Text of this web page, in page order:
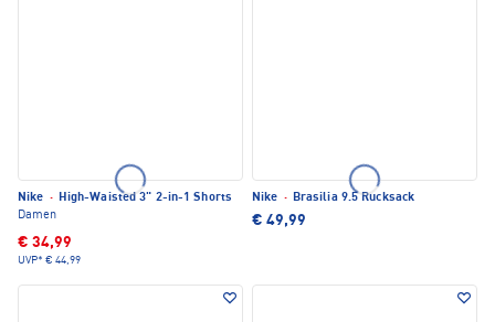
Nike · High-Waisted 3" 2-in-1 Shorts
Damen
€ 34,99
UVP* € 44,99
Nike · Brasilia 9.5 Rucksack
€ 49,99